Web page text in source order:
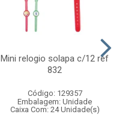
Mini relogio solapa c/12 ref
832
Código: 129357
Embalagem: Unidade
Caixa Com: 24 Unidade(s)